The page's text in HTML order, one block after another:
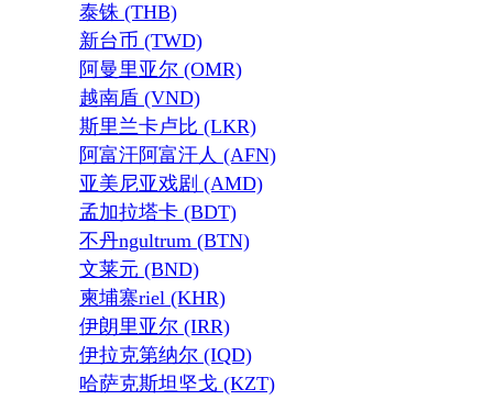
泰铢 (THB)
新台币 (TWD)
阿曼里亚尔 (OMR)
越南盾 (VND)
斯里兰卡卢比 (LKR)
阿富汗阿富汗人 (AFN)
亚美尼亚戏剧 (AMD)
孟加拉塔卡 (BDT)
不丹ngultrum (BTN)
文莱元 (BND)
柬埔寨riel (KHR)
伊朗里亚尔 (IRR)
伊拉克第纳尔 (IQD)
哈萨克斯坦坚戈 (KZT)